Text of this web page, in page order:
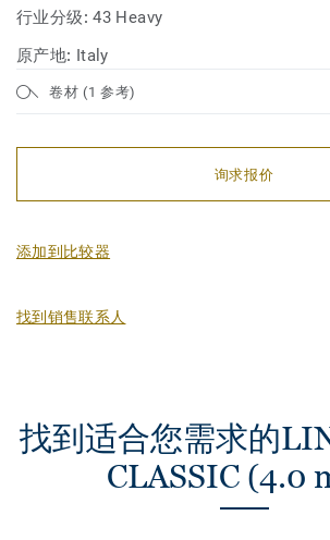
行业分级:43 Heavy
原产地: Italy
卷材 (1 参考)
询求报价
添加到比较器
找到销售联系人
找到适合您需求的
CLASSIC (4.0